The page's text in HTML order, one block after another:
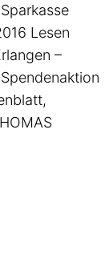
Lesen
–